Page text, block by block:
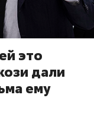
это
дали
ему